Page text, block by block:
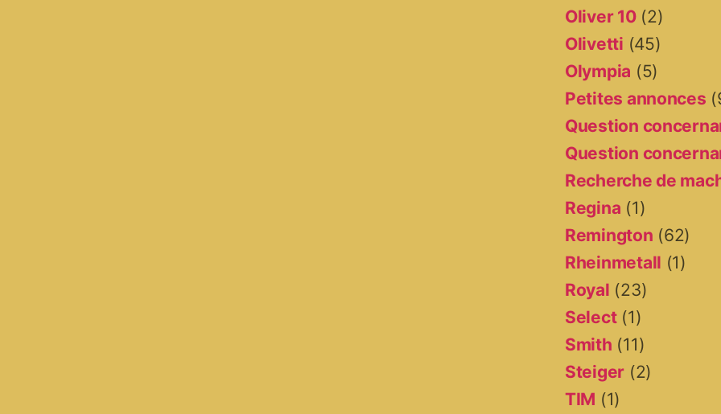
Oliver 10(2)
Olivetti (45)
Olympia (5)
Petites annonces
Question
Question
Recherche de
Regina (1)
Remington (62)
Rheinmetall (1)
Royal (23)
Select(1)
Smith (11)
Steiger (2)
TIM (1)